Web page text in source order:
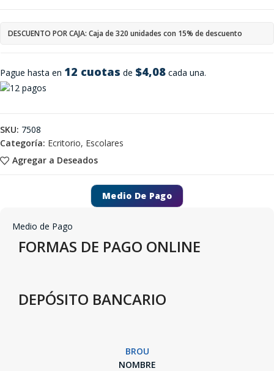
Pague hasta en 12 cuotas de $4,08 cada una.
DESCUENTO POR CAJA: Caja de 320 unidades con 15% de descuento
Agregar a Deseados
SKU: 7508
Categoría: Ecritorio, Escolares
Medio De Pago
Medio de Pago
FORMAS DE PAGO ONLINE
DEPÓSITO BANCARIO
BROU
NOMBRE